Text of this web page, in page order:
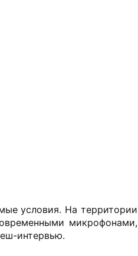
условия. На территории
микрофонами,
интервью.